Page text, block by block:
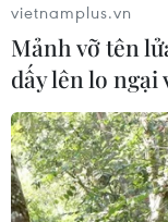
vietnamplus.vn
Mảnh vỡ tên
dấy lên lo ngại